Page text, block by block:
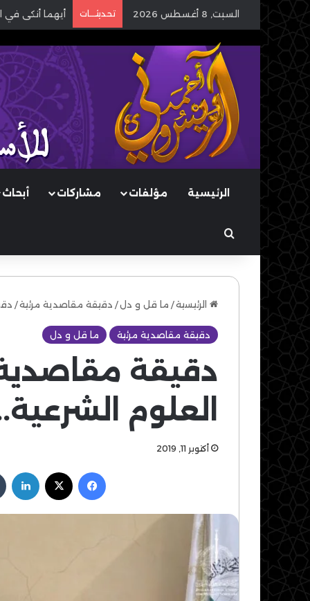
السبت, 8 أغسطس 2026 تحديثـــات أيهما أنكى في
الرئيسية مؤلفات مشاركات أبحاث
بحث عن
الرئيسية/ ما قل و دل/ دقيقة مقاصدية مرئية/
دقيقة مقاصدية مرئية ما قل و دل
دقيقة
العلوم
أكتوبر 11, 2019
فيسبوك